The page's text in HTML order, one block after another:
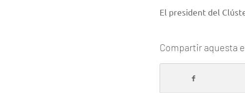
El president del
Compartir aquesta